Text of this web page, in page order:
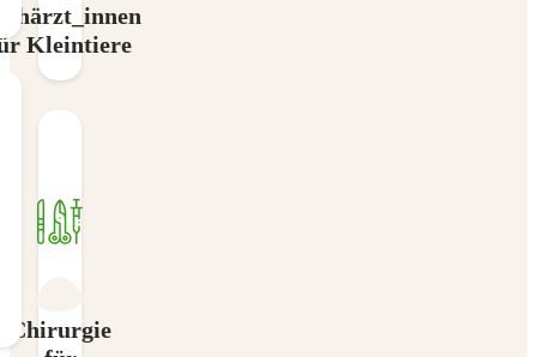
Kleintiere
Chirurgie